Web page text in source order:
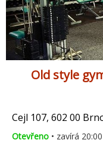
Old style
Cejl 107, 602 00
Otevřeno • zavírá 20:00